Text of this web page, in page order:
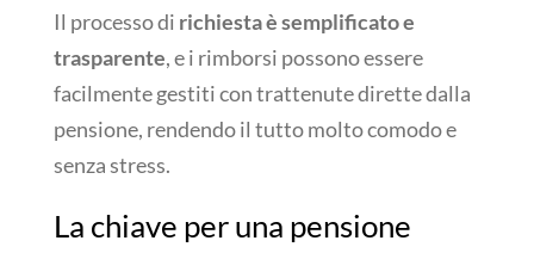
Il processo di richiesta è semplificato e
trasparente, e i rimborsi possono essere
facilmente gestiti con trattenute dirette dalla
pensione, rendendo il tutto molto comodo e
senza stress.
La chiave per una pensione